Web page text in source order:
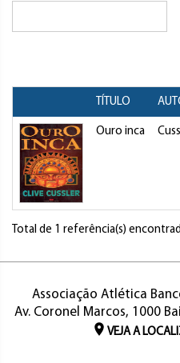
TÍTULO
Ouro inca
Total de 1 referência(s)
Associação Atlética
Av. Coronel Marcos, 1000
VEJA A